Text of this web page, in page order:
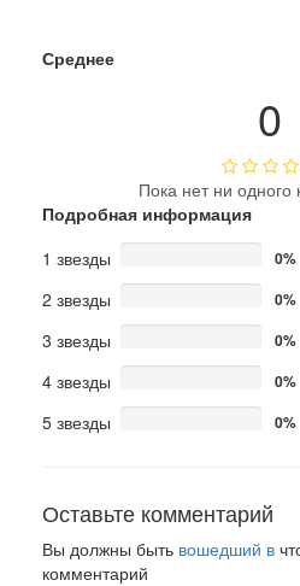
Среднее
0
Пока нет ни
Подробная информация
1 звезды
0%
2 звезды 0%
3 звезды 0%
4 звезды 0%
5 звезды 0%
Оставьте комментарий
Вы должны быть вошедший в
комментарий